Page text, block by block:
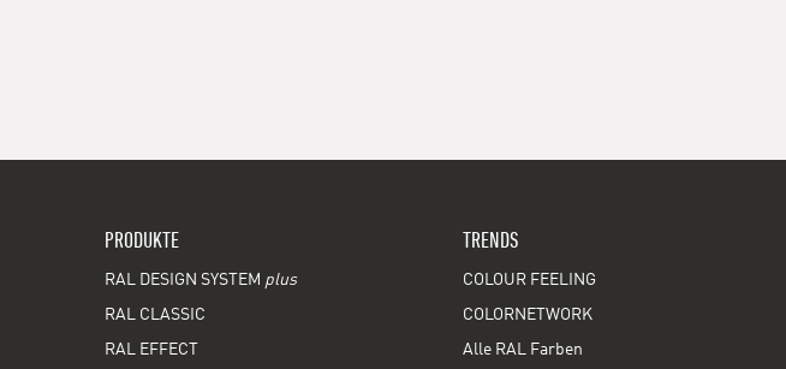
PRODUKTE
RAL DESIGN SYSTEM plus
RAL CLASSIC
RAL EFFECT
TRENDS
COLOUR FEELING
COLORNETWORK
Alle RAL Farben